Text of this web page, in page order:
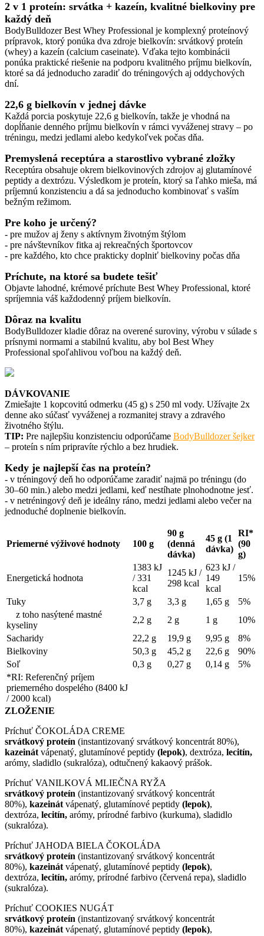
2 v 1 proteín: srvátka + kazeín, kvalitné bielkoviny pre
každý deň
BodyBulldozer Best Whey Professional je komplexný proteínový
prípravok, ktorý ponúka dva zdroje bielkovín: srvátkový proteín
(whey) a kazeín (calcium caseinate). Vďaka tejto kombinácii
ponúka praktické riešenie na podporu kvalitného príjmu bielkovín,
ktoré sa dá jednoducho zaradiť do tréningových aj oddychových
dní.
22,6 g bielkovín v jednej dávke
Každá porcia poskytuje 22,6 g bielkovín, takže je vhodná na
dopĺňanie denného príjmu bielkovín v rámci vyváženej stravy – po
tréningu, medzi jedlami alebo kedykoľvek počas dňa.
Premyslená receptúra a starostlivo vybrané zložky
Receptúra obsahuje okrem bielkovinových zdrojov aj glutamínové
peptidy a dextrózu. Výsledkom je proteín, ktorý sa ľahko mieša, má
príjemnú konzistenciu a dá sa jednoducho kombinovať s vaším
bežným režimom.
Pre koho je určený?
- pre mužov aj ženy s aktívnym životným štýlom
- pre návštevníkov fitka aj rekreačných športovcov
- pre každého, kto chce prakticky doplniť bielkoviny počas dňa
Príchute, na ktoré sa budete tešiť
Objavte lahodné, krémové príchute Best Whey Professional, ktoré
spríjemnia váš každodenný príjem bielkovín.
Dôraz na kvalitu
BodyBulldozer kladie dôraz na overené suroviny, výrobu v súlade s
prísnymi normami a stabilnú kvalitu, aby bol Best Whey
Professional spoľahlivou voľbou na každý deň.
DÁVKOVANIE
Zmiešajte 1 kopcovitú odmerku (45 g) s 250 ml vody. Užívajte 2x
denne ako súčasť vyváženej a rozmanitej stravy a zdravého
životného štýlu.
TIP: Pre najlepšiu konzistenciu odporúčame BodyBulldozer šejker
– proteín s ním pripravíte rýchlo a bez hrudiek.
Kedy je najlepší čas na proteín?
- v tréningový deň ho odporúčame zaradiť najmä po tréningu (do
30–60 min.) alebo medzi jedlami, keď nestíhate plnohodnotne jesť.
- v netréningový deň je ideálny ráno, medzi jedlami alebo večer na
jednoduché doplnenie bielkovín.
Priemerné výživové hodnoty 100 g
90 g
(denná
dávka)
45 g (1
dávka)
RI*
(90
g)
Energetická hodnota
1383 kJ
/ 331
kcal
1245 kJ /
298 kcal
623 kJ /
149
kcal
15%
Tuky 3,7 g 3,3 g 1,65 g
5%
z toho nasýtené mastné
kyseliny
2,2 g 2 g 1 g
10%
Sacharidy
22,2 g 19,9 g 9,95 g
8%
Bielkoviny
50,3 g 45,2 g 22,6 g
90%
Soľ
0,3 g 0,27 g 0,14 g
5%
*RI: Referenčný príjem
priemerného dospelého (8400 kJ
/ 2000 kcal)
ZLOŽENIE
Príchuť ČOKOLÁDA CREME
srvátkový proteín (instantizovaný srvátkový koncentrát 80%),
kazeinát vápenatý, glutamínové peptidy (lepok), dextróza, lecitín,
arómy, sladidlo (sukralóza), odtučnený kakaový prášok.
Príchuť VANILKOVÁ MLIEČNA RYŽA
srvátkový proteín (instantizovaný srvátkový koncentrát
80%), kazeinát vápenatý, glutamínové peptidy (lepok),
dextróza, lecitín, arómy, prírodné farbivo (kurkuma), sladidlo
(sukralóza).
Príchuť JAHODA BIELA ČOKOLÁDA
srvátkový proteín (instantizovaný srvátkový koncentrát
80%), kazeinát vápenatý, glutamínové peptidy (lepok),
dextróza, lecitín, arómy, prírodné farbivo (červená repa), sladidlo
(sukralóza).
Príchuť COOKIES NUGÁT
srvátkový proteín (instantizovaný srvátkový koncentrát
80%), kazeinát vápenatý, glutamínové peptidy (lepok),